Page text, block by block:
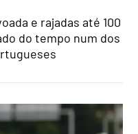
e rajadas até 100
do tempo num dos